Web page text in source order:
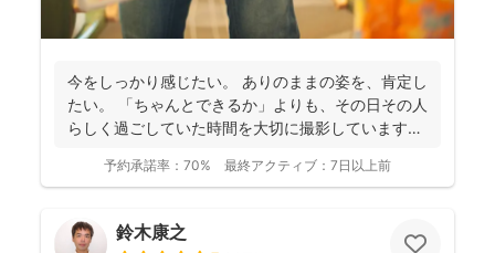
今をしっかり感じたい。 ありのままの姿を、肯定し
たい。 「ちゃんとできるか」よりも、その日その人
らしく過ごしていた時間を大切に撮影しています。
予約承諾率： 70% 最終アクティブ： 7日以上前
鈴木康之